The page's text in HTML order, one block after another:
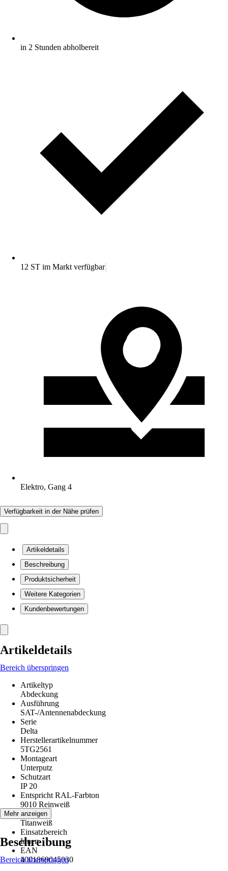
in 2 Stunden abholbereit
12 ST im Markt verfügbar
Elektro, Gang 4
Verfügbarkeit in der Nähe prüfen
Artikeldetails
Beschreibung
Produktsicherheit
Weitere Kategorien
Kundenbewertungen
Artikeldetails
Bereich überspringen
Artikeltyp
Abdeckung
Ausführung
SAT-/Antennenabdeckung
Serie
Delta
Herstellerartikelnummer
5TG2561
Montageart
Unterputz
Schutzart
IP 20
Entspricht RAL-Farbton
9010 Reinweiß
Farbton
Titanweiß
Einsatzbereich
Innen
EAN
4001869045030
Mehr anzeigen
Beschreibung
Bereich überspringen